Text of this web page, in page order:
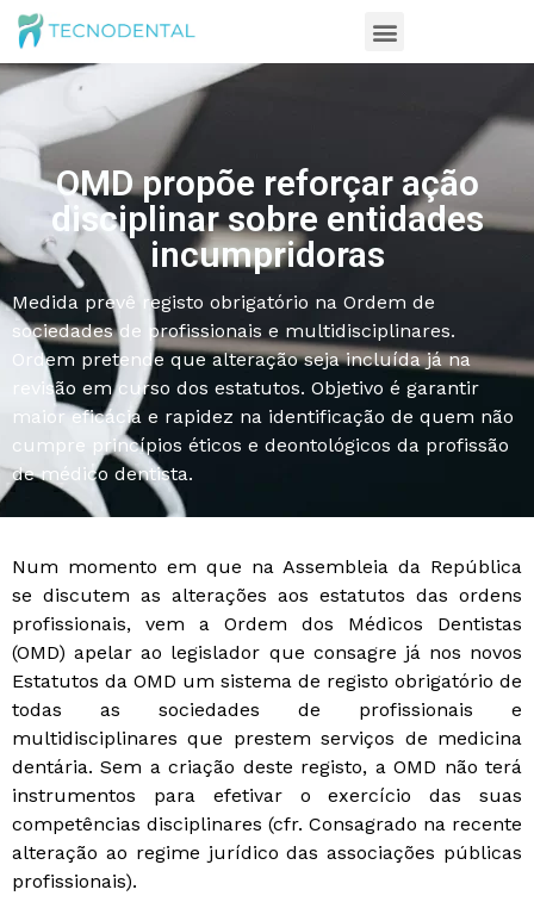
OMD propõe reforçar ação
disciplinar sobre entidades
incumpridoras
Medida prevê registo obrigatório na Ordem de
sociedades de profissionais e multidisciplinares.
Ordem pretende que alteração seja incluída já na
revisão em curso dos estatutos. Objetivo é garantir
maior eficácia e rapidez na identificação de quem não
cumpre princípios éticos e deontológicos da profissão
de médico dentista.
Num momento em que na Assembleia da República
se discutem as alterações aos estatutos das ordens
profissionais, vem a Ordem dos Médicos Dentistas
(OMD) apelar ao legislador que consagre já nos novos
Estatutos da OMD um sistema de registo obrigatório de
todas as sociedades de profissionais e
multidisciplinares que prestem serviços de medicina
dentária. Sem a criação deste registo, a OMD não terá
instrumentos para efetivar o exercício das suas
competências disciplinares (cfr. Consagrado na recente
alteração ao regime jurídico das associações públicas
profissionais).